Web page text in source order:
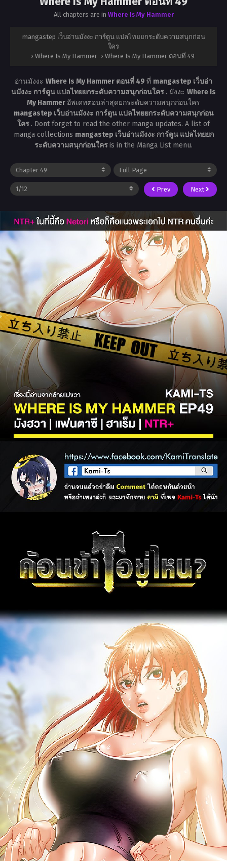
All chapters are in Where Is My Hammer
mangastep เว็บอ่านมังงะ การ์ตูน แปลไทยยกระดับความสนุกก่อน
ใคร
› Where Is My Hammer › Where Is My Hammer ตอนที่ 49
อ่านมังงะ Where Is My Hammer ตอนที่ 49 ที่ mangastep เว็บอ่า
นมังงะ การ์ตูน แปลไทยยกระดับความสนุกก่อนใคร . มังงะ Where Is
My Hammer อัพเดทตอนล่าสุดยกระดับความสนุกก่อนใคร
mangastep เว็บอ่านมังงะ การ์ตูน แปลไทยยกระดับความสนุกก่อน
ใคร . Dont forget to read the other manga updates. A list of
manga collections mangastep เว็บอ่านมังงะ การ์ตูน แปลไทยยก
ระดับความสนุกก่อนใครis in the Manga List menu.
Prev Next